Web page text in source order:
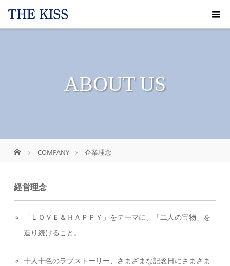
ABOUT US
COMPANY 企業理念
経営理念
「ＬＯＶＥ＆ＨＡＰＰＹ」をテーマに、「二人の宝物」を
造り続けること。
十人十色のラブストーリー、さまざまな記念日にさまざま